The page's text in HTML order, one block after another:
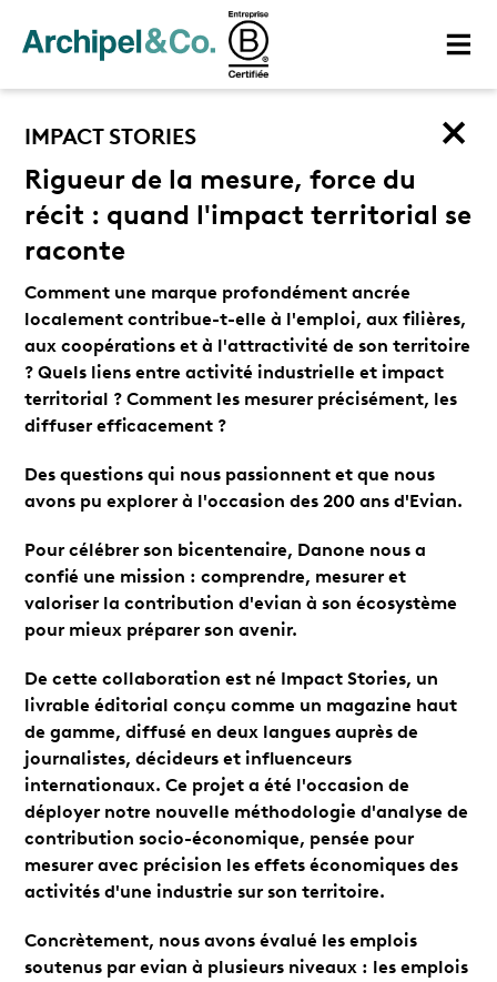
IMPACT STORIES
Rigueur de la mesure, force du
récit : quand l'impact territorial se
raconte
Comment une marque profondément ancrée
localement contribue-t-elle à l'emploi, aux filières,
aux coopérations et à l'attractivité de son territoire
? Quels liens entre activité industrielle et impact
territorial ? Comment les mesurer précisément, les
diffuser efficacement ?
Des questions qui nous passionnent et que nous
avons pu explorer à l'occasion des 200 ans d'Evian.
Pour célébrer son bicentenaire, Danone nous a
confié une mission : comprendre, mesurer et
valoriser la contribution d'evian à son écosystème
pour mieux préparer son avenir.
De cette collaboration est né Impact Stories, un
livrable éditorial conçu comme un magazine haut
de gamme, diffusé en deux langues auprès de
journalistes, décideurs et influenceurs
internationaux. Ce projet a été l'occasion de
déployer notre nouvelle méthodologie d'analyse de
contribution socio-économique, pensée pour
mesurer avec précision les effets économiques des
activités d'une industrie sur son territoire.
Concrètement, nous avons évalué les emplois
soutenus par evian à plusieurs niveaux : les emplois